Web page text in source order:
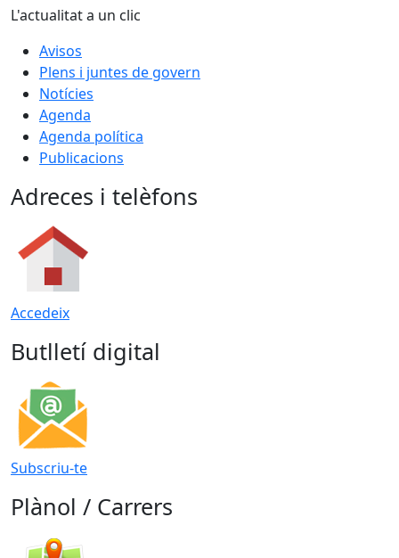
L'actualitat a un clic
Avisos
Plens i juntes de govern
Notícies
Agenda
Agenda política
Publicacions
Adreces i telèfons
Accedeix
Butlletí digital
Subscriu-te
Plànol / Carrers